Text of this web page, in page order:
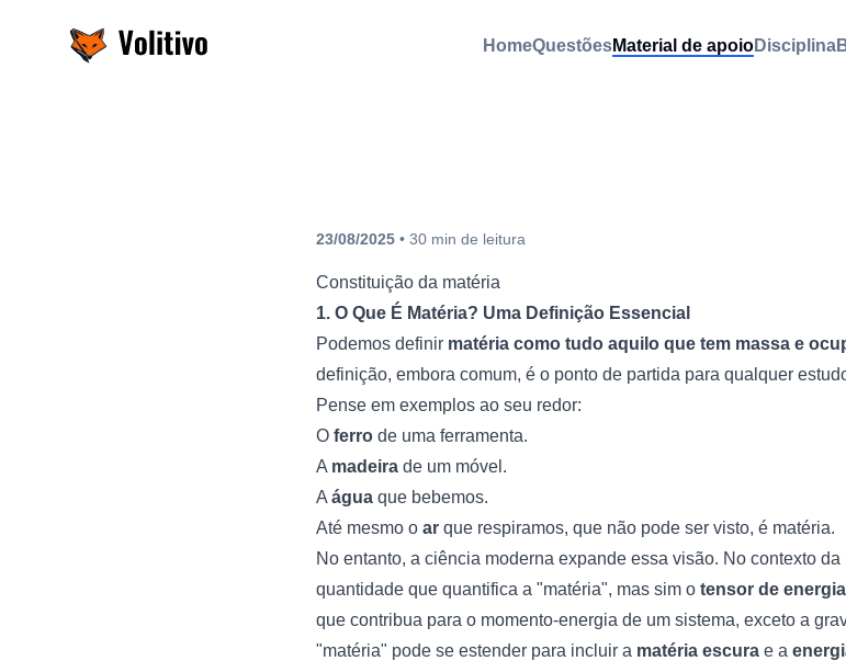
Volitivo HomeQuestõesMaterial de apoioDisciplina
23/08/2025 • 30 min de leitura
Constituição da matéria
1. O Que É Matéria? Uma Definição Essencial
Podemos definir matéria como tudo aquilo que tem massa e
definição, embora comum, é o ponto de partida para qualquer
Pense em exemplos ao seu redor:
O ferro de uma ferramenta.
A madeira de um móvel.
A água que bebemos.
Até mesmo o ar que respiramos, que não pode ser visto, é matéria.
No entanto, a ciência moderna expande essa visão. No contexto da
quantidade que quantifica a "matéria", mas sim o tensor de
que contribua para o momento-energia de um sistema, exceto a
"matéria" pode se estender para incluir a matéria escura e a